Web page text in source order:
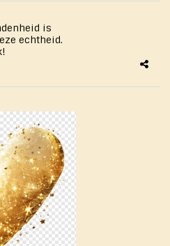
is
echtheid.